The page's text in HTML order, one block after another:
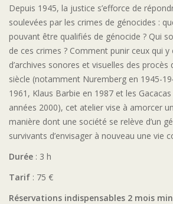
Depuis 1945, la justice s’efforce de
soulevées par les crimes de génocides :
pouvant être qualifiés de génocide ? Qui
de ces crimes ? Comment punir ceux qui
d’archives sonores et visuelles des procès
siècle (notamment Nuremberg en 1945-
1961, Klaus Barbie en 1987 et les
années 2000), cet atelier vise à amorcer
manière dont une société se relève d’un
survivants d’envisager à nouveau une vie
Durée : 3 h
Tarif : 75 €
Réservations indispensables 2 mois